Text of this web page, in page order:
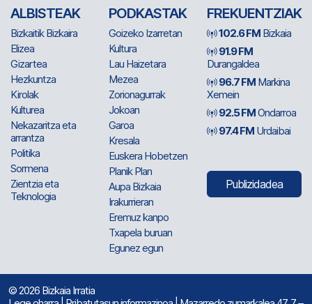
ALBISTEAK
Bizkaitik Bizkaira
Elizea
Gizartea
Hezkuntza
Kirolak
Kulturea
Nekazaritza eta
arrantza
Politika
Sormena
Zientzia eta
Teknologia
PODKASTAK
Goizeko Izarretan
Kultura
Lau Haizetara
Mezea
Zorionagurrak
Jokoan
Garoa
Kresala
Euskera Hobetzen
Planik Plan
Aupa Bizkaia
Irakurrieran
Eremuz kanpo
Txapela buruan
Egunez egun
FREKUENTZIAK
102.6 FM Bizkaia
91.9 FM
Durangaldea
96.7 FM Markina
Xemein
92.5 FMOndarroa
97.4 FM Urdaibai
Publizidadea
© 2026 Bizkaia Irratia